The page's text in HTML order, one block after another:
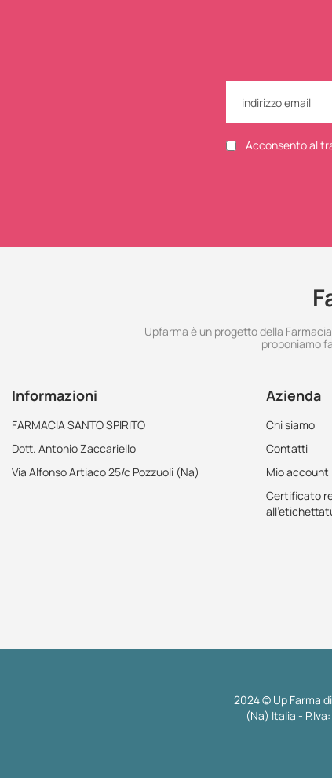
Acconsento al
Upfarma è un progetto della
proponiamo
Informazioni
FARMACIA SANTO SPIRITO
Dott. Antonio Zaccariello
Via Alfonso Artiaco 25/c Pozzuoli (Na)
Azienda
Chi siamo
Contatti
Mio account
Certificato
2024 © Up Farma
(Na) Italia -